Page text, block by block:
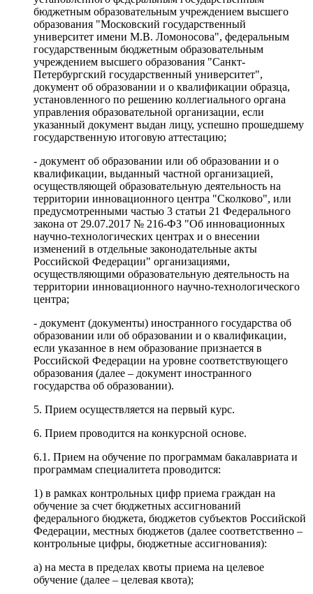
бюджетным образовательным учреждением высшего
образования "Московский государственный
университет имени М.В. Ломоносова", федеральным
государственным бюджетным образовательным
учреждением высшего образования "Санкт-
Петербургский государственный университет",
документ об образовании и о квалификации образца,
установленного по решению коллегиального органа
управления образовательной организации, если
указанный документ выдан лицу, успешно прошедшему
государственную итоговую аттестацию;
- документ об образовании или об образовании и о
квалификации, выданный частной организацией,
осуществляющей образовательную деятельность на
территории инновационного центра "Сколково", или
предусмотренными частью 3 статьи 21 Федерального
закона от 29.07.2017 № 216-ФЗ "Об инновационных
научно-технологических центрах и о внесении
изменений в отдельные законодательные акты
Российской Федерации" организациями,
осуществляющими образовательную деятельность на
территории инновационного научно-технологического
центра;
- документ (документы) иностранного государства об
образовании или об образовании и о квалификации,
если указанное в нем образование признается в
Российской Федерации на уровне соответствующего
образования (далее – документ иностранного
государства об образовании).
5. Прием осуществляется на первый курс.
6. Прием проводится на конкурсной основе.
6.1. Прием на обучение по программам бакалавриата и
программам специалитета проводится:
1) в рамках контрольных цифр приема граждан на
обучение за счет бюджетных ассигнований
федерального бюджета, бюджетов субъектов Российской
Федерации, местных бюджетов (далее соответственно –
контрольные цифры, бюджетные ассигнования):
а) на места в пределах квоты приема на целевое
обучение (далее – целевая квота);